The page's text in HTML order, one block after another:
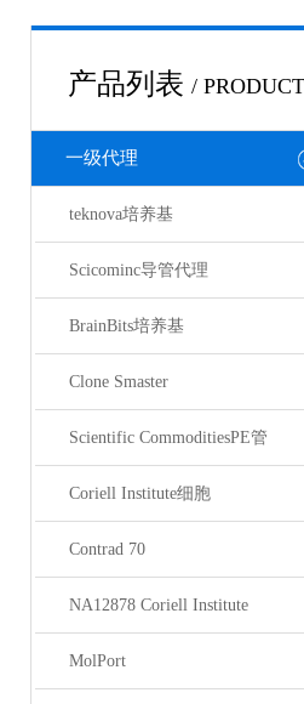
产品列表 /
一级代理
teknova培养基
Scicominc导管代理
BrainBits培养基
Clone Smaster
Scientific CommoditiesPE管
Coriell Institute细胞
Contrad 70
NA12878 Coriell Institute
MolPort